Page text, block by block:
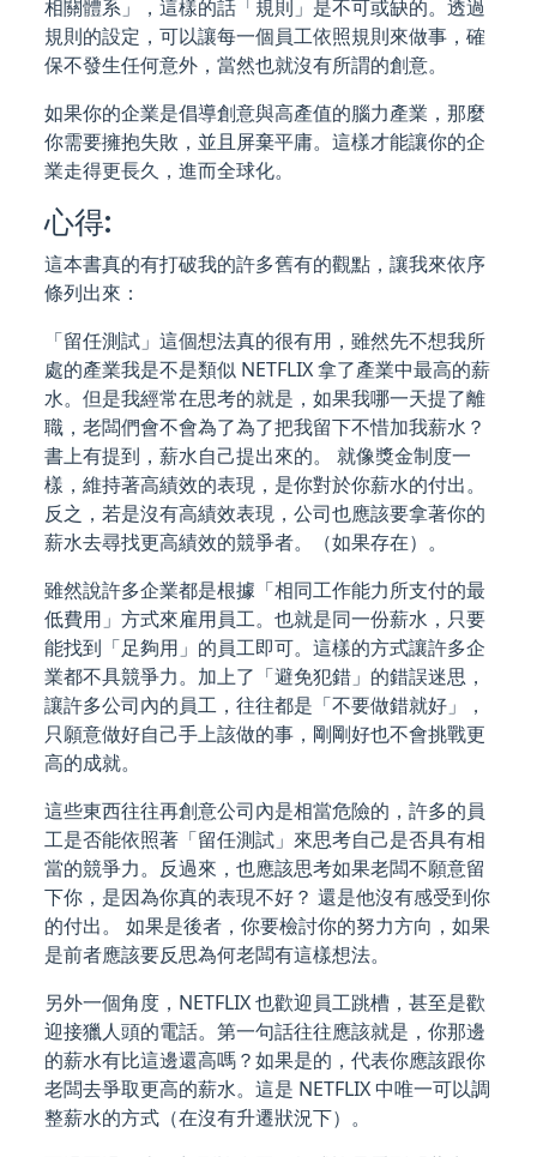
相關體系」，這樣的話「規則」是不可或缺的。透過
規則的設定，可以讓每一個員工依照規則來做事，確
保不發生任何意外，當然也就沒有所謂的創意。
如果你的企業是倡導創意與高產值的腦力產業，那麼
你需要擁抱失敗，並且屏棄平庸。這樣才能讓你的企
業走得更長久，進而全球化。
心得:
這本書真的有打破我的許多舊有的觀點，讓我來依序
條列出來：
「留任測試」這個想法真的很有用，雖然先不想我所
處的產業我是不是類似 NETFLIX 拿了產業中最高的薪
水。但是我經常在思考的就是，如果我哪一天提了離
職，老闆們會不會為了為了把我留下不惜加我薪水？
書上有提到，薪水自己提出來的。 就像獎金制度一
樣，維持著高績效的表現，是你對於你薪水的付出。
反之，若是沒有高績效表現，公司也應該要拿著你的
薪水去尋找更高績效的競爭者。（如果存在）。
雖然說許多企業都是根據「相同工作能力所支付的最
低費用」方式來雇用員工。也就是同一份薪水，只要
能找到「足夠用」的員工即可。這樣的方式讓許多企
業都不具競爭力。加上了「避免犯錯」的錯誤迷思，
讓許多公司內的員工，往往都是「不要做錯就好」，
只願意做好自己手上該做的事，剛剛好也不會挑戰更
高的成就。
這些東西往往再創意公司內是相當危險的，許多的員
工是否能依照著「留任測試」來思考自己是否具有相
當的競爭力。反過來，也應該思考如果老闆不願意留
下你，是因為你真的表現不好？ 還是他沒有感受到你
的付出。 如果是後者，你要檢討你的努力方向，如果
是前者應該要反思為何老闆有這樣想法。
另外一個角度，NETFLIX 也歡迎員工跳槽，甚至是歡
迎接獵人頭的電話。第一句話往往應該就是，你那邊
的薪水有比這邊還高嗎？如果是的，代表你應該跟你
老闆去爭取更高的薪水。這是 NETFLIX 中唯一可以調
整薪水的方式（在沒有升遷狀況下）。